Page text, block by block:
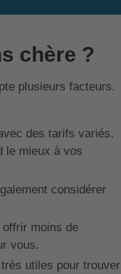
chère ?
plusieurs facteurs.
des tarifs variés.
le mieux à vos
considérer
moins de
vous.
utiles pour trouver